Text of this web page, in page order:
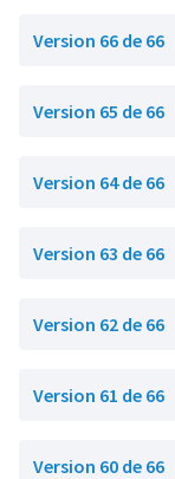
Version 66 de 66
Version 65 de 66
Version 64 de 66
Version 63 de 66
Version 62 de 66
Version 61 de 66
Version 60 de 66